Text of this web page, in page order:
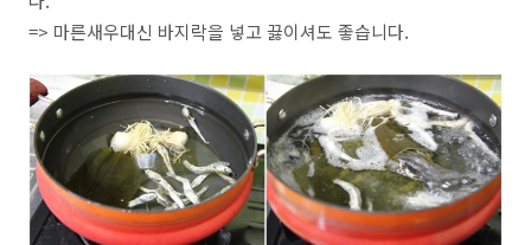
=> 마른새우대신 바지락을 넣고 끓이셔도 좋습니다.